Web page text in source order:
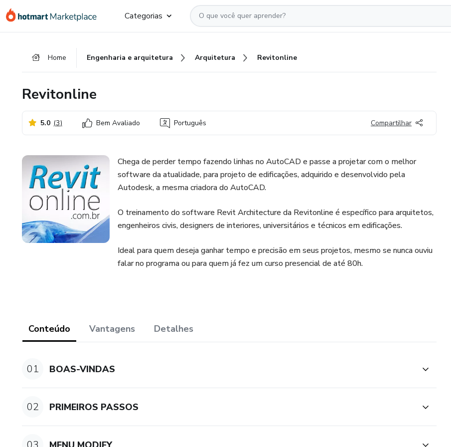
para
para
para
Categorias
Home Engenharia e arquitetura Arquitetura Revitonline
Revitonline
5.0 (3) Bem Avaliado Português Compartilhar
Chega de perder tempo fazendo linhas no AutoCAD e passe a projetar com o melhor
software da atualidade, para projeto de edificações, adquirido e desenvolvido pela
Autodesk, a mesma criadora do AutoCAD.
O treinamento do software Revit Architecture da Revitonline é específico para arquitetos,
engenheiros civis, designers de interiores, universitários e técnicos em edificações.
Ideal para quem deseja ganhar tempo e precisão em seus projetos, mesmo se nunca ouviu
falar no programa ou para quem já fez um curso presencial de até 80h.
Conteúdo Vantagens Detalhes
01 BOAS-VINDAS
02 PRIMEIROS PASSOS